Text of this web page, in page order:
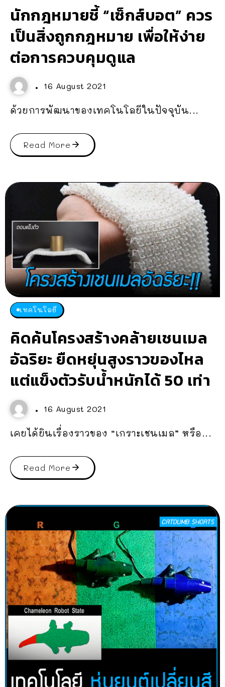
นักกฎหมายชี้ “เซ็กส์บอต” ควร
เป็นสิ่งถูกกฎหมาย เพื่อให้ง่าย
ต่อการควบคุมดูแล
16 August 2021
ด้วยการพัฒนาของเทคโนโลยีในปัจจุบัน...
Read More
เทคโนโลยี
คิดค้นโครงสร้างคล้ายเชนเมล
อัฉริยะ ยืดหยุ่นสูงราวของไหล
แต่แข็งตัวรับน้ำหนักได้ 50 เท่า
16 August 2021
เคยได้ยินเรื่องราวของ “เกราะเชนเมล” หรือ...
Read More